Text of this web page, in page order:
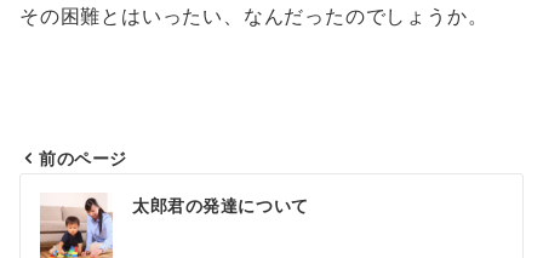
その困難とはいったい、なんだったのでしょうか。
稿
前のページ
太郎君の発達について